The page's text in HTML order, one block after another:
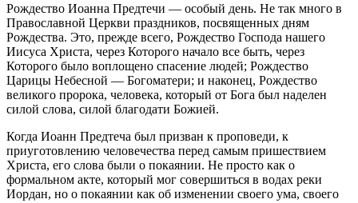
Рождество Иоанна Предтечи — особый день. Не так много в
Православной Церкви праздников, посвященных дням
Рождества. Это, прежде всего, Рождество Господа нашего
Иисуса Христа, через Которого начало все быть, через
Которого было воплощено спасение людей; Рождество
Царицы Небесной — Богоматери; и наконец, Рождество
великого пророка, человека, который от Бога был наделен
силой слова, силой благодати Божией.
Когда Иоанн Предтеча был призван к проповеди, к
приуготовлению человечества перед самым пришествием
Христа, его слова были о покаянии. Не просто как о
формальном акте, который мог совершиться в водах реки
Иордан, но о покаянии как об изменении своего ума, своего